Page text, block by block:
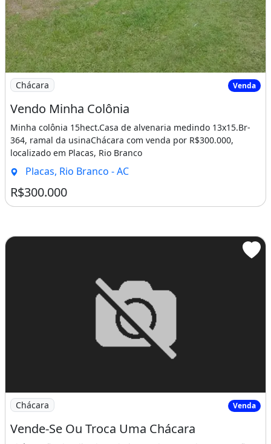
Imagem: Vendo Minha Colônia
Chácara Venda
Vendo Minha Colônia
Minha colônia 15hect.Casa de alvenaria medindo 13x15.Br-
364, ramal da usinaChácara com venda por R$300.000,
localizado em Placas, Rio Branco
Placas, Rio Branco - AC
R$300.000
Imagem: Vende-Se Ou Troca Uma Chácara
Chácara Venda
Vende-Se Ou Troca Uma Chácara